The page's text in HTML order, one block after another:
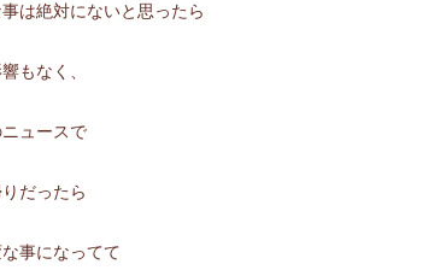
は絶対にないと思ったら
もなく、
ュースで
だったら
事になってて